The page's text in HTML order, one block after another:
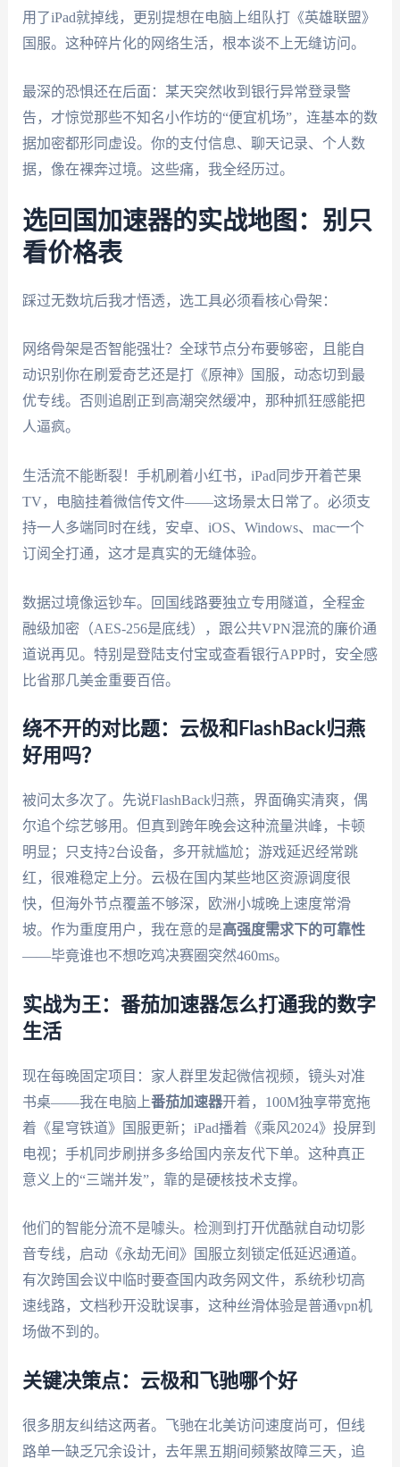
用了iPad就掉线，更别提想在电脑上组队打《英雄联盟》
国服。这种碎片化的网络生活，根本谈不上无缝访问。
最深的恐惧还在后面：某天突然收到银行异常登录警
告，才惊觉那些不知名小作坊的“便宜机场”，连基本的数
据加密都形同虚设。你的支付信息、聊天记录、个人数
据，像在裸奔过境。这些痛，我全经历过。
选回国加速器的实战地图：别只
看价格表
踩过无数坑后我才悟透，选工具必须看核心骨架：
网络骨架是否智能强壮？全球节点分布要够密，且能自
动识别你在刷爱奇艺还是打《原神》国服，动态切到最
优专线。否则追剧正到高潮突然缓冲，那种抓狂感能把
人逼疯。
生活流不能断裂！手机刷着小红书，iPad同步开着芒果
TV，电脑挂着微信传文件——这场景太日常了。必须支
持一人多端同时在线，安卓、iOS、Windows、mac一个
订阅全打通，这才是真实的无缝体验。
数据过境像运钞车。回国线路要独立专用隧道，全程金
融级加密（AES-256是底线），跟公共VPN混流的廉价通
道说再见。特别是登陆支付宝或查看银行APP时，安全感
比省那几美金重要百倍。
绕不开的对比题：云极和FlashBack归燕
好用吗？
被问太多次了。先说FlashBack归燕，界面确实清爽，偶
尔追个综艺够用。但真到跨年晚会这种流量洪峰，卡顿
明显；只支持2台设备，多开就尴尬；游戏延迟经常跳
红，很难稳定上分。云极在国内某些地区资源调度很
快，但海外节点覆盖不够深，欧洲小城晚上速度常滑
坡。作为重度用户，我在意的是高强度需求下的可靠性
——毕竟谁也不想吃鸡决赛圈突然460ms。
实战为王：番茄加速器怎么打通我的数字
生活
现在每晚固定项目：家人群里发起微信视频，镜头对准
书桌——我在电脑上番茄加速器开着，100M独享带宽拖
着《星穹铁道》国服更新；iPad播着《乘风2024》投屏到
电视；手机同步刷拼多多给国内亲友代下单。这种真正
意义上的“三端并发”，靠的是硬核技术支撑。
他们的智能分流不是噱头。检测到打开优酷就自动切影
音专线，启动《永劫无间》国服立刻锁定低延迟通道。
有次跨国会议中临时要查国内政务网文件，系统秒切高
速线路，文档秒开没耽误事，这种丝滑体验是普通vpn机
场做不到的。
关键决策点：云极和飞驰哪个好
很多朋友纠结这两者。飞驰在北美访问速度尚可，但线
路单一缺乏冗余设计，去年黑五期间频繁故障三天，追